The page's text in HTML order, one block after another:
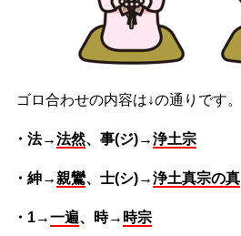
ゴロ合わせの内容は↓の通りです。
・法→法然、事(ジ)→浄土宗
・紳→親鸞、士(シ)→浄土真宗の真
・1→一遍、時→ 時宗